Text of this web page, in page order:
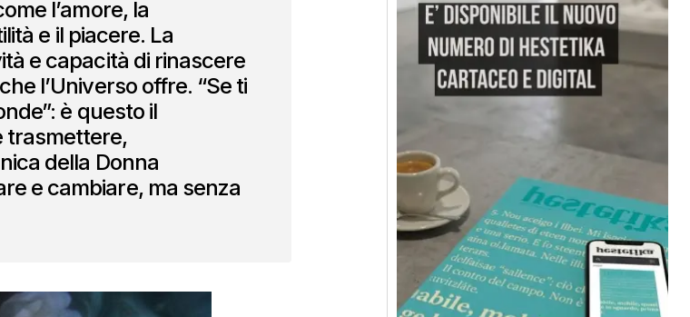
l’amore, la
e il piacere. La
e capacità di rinascere
l’Universo offre. “Se ti
è questo il
trasmettere,
della Donna
e cambiare, ma senza